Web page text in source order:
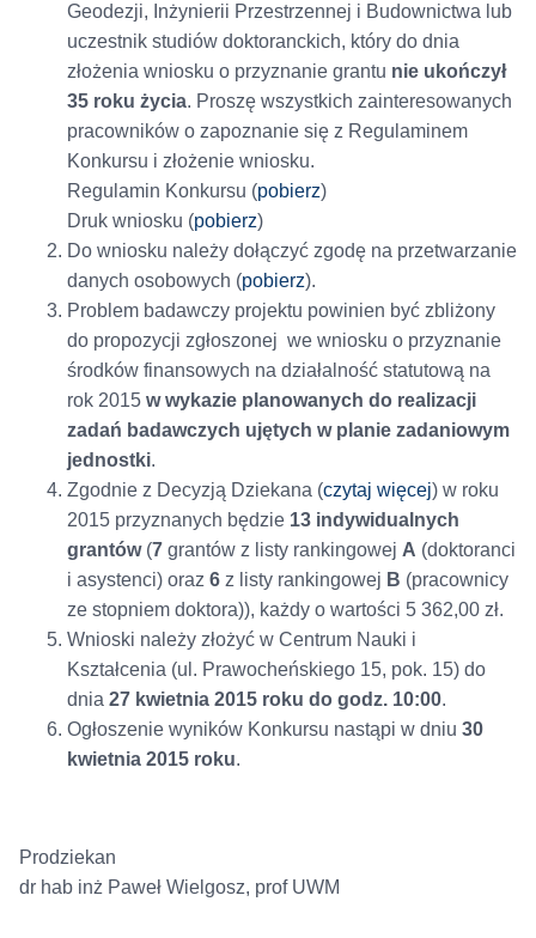
Geodezji, Inżynierii Przestrzennej i Budownictwa lub
uczestnik studiów doktoranckich, który do dnia
złożenia wniosku o przyznanie grantu nie ukończył
35 roku życia. Proszę wszystkich zainteresowanych
pracowników o zapoznanie się z Regulaminem
Konkursu i złożenie wniosku.
Regulamin Konkursu (pobierz)
Druk wniosku (pobierz)
Do wniosku należy dołączyć zgodę na przetwarzanie
danych osobowych (pobierz).
Problem badawczy projektu powinien być zbliżony
do propozycji zgłoszonej we wniosku o przyznanie
środków finansowych na działalność statutową na
rok 2015w wykazie planowanych do realizacji
zadań badawczych ujętych w planie zadaniowym
jednostki.
Zgodnie z Decyzją Dziekana (czytaj więcej) w roku
2015 przyznanych będzie 13 indywidualnych
grantów(7 grantów z listy rankingowej A (doktoranci
i asystenci) oraz 6 z listy rankingowej B (pracownicy
ze stopniem doktora)), każdy o wartości 5 362,00 zł.
Wnioski należy złożyć w Centrum Nauki i
Kształcenia (ul. Prawocheńskiego 15, pok. 15) do
dnia 27 kwietnia 2015 roku do godz. 10:00.
Ogłoszenie wyników Konkursu nastąpi w dniu 30
kwietnia 2015 roku.
Prodziekan
dr hab inż Paweł Wielgosz, prof UWM